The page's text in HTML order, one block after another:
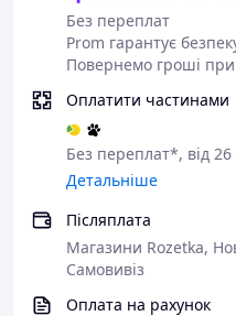
Для комфортної
Без переплат
Prom гарантує
Повернемо гроші при
Оплатити частинами
Без переплат*, від 26
Детальніше
Післяплата
Магазини Rozetka,
Самовивіз
Оплата на рахунок